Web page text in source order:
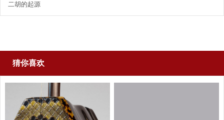
二胡的起源
猜你喜欢